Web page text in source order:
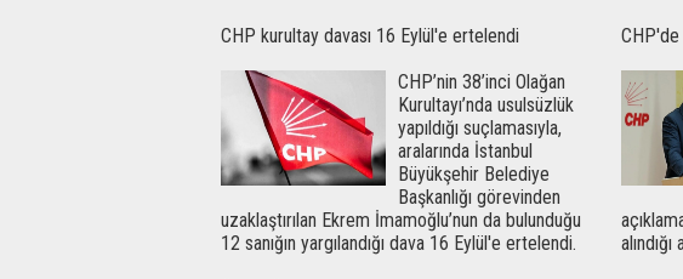
CHP kurultay davası 16 Eylül'e ertelendi
CHP’nin 38’inci Olağan
Kurultayı’nda usulsüzlük
yapıldığı suçlamasıyla,
aralarında İstanbul
Büyükşehir Belediye
Başkanlığı görevinden
uzaklaştırılan Ekrem İmamoğlu’nun da bulunduğu
12 sanığın yargılandığı dava 16 Eylül'e ertelendi.
CHP'de
alındığı